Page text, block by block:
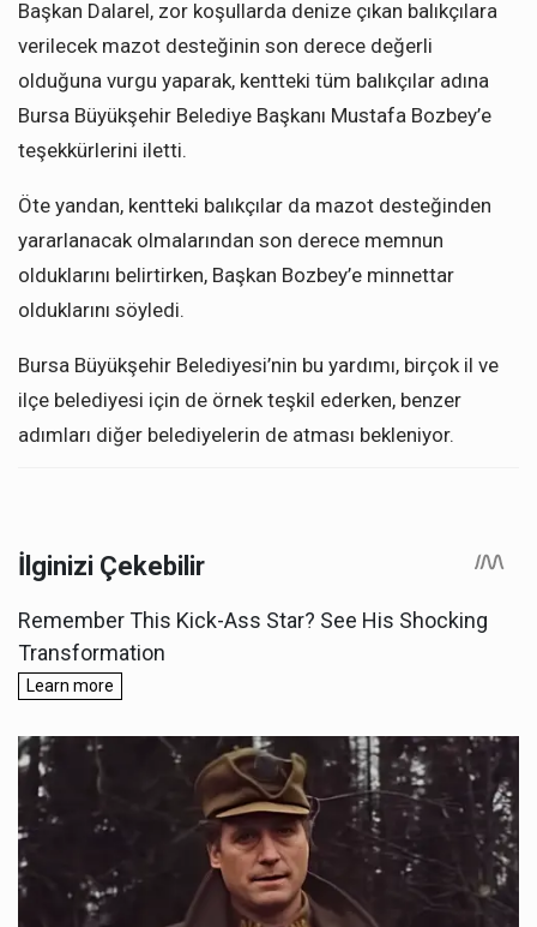
Başkan Dalarel, zor koşullarda denize çıkan balıkçılara
verilecek mazot desteğinin son derece değerli
olduğuna vurgu yaparak, kentteki tüm balıkçılar adına
Bursa Büyükşehir Belediye Başkanı Mustafa Bozbey’e
teşekkürlerini iletti.
Öte yandan, kentteki balıkçılar da mazot desteğinden
yararlanacak olmalarından son derece memnun
olduklarını belirtirken, Başkan Bozbey’e minnettar
olduklarını söyledi.
Bursa Büyükşehir Belediyesi’nin bu yardımı, birçok il ve
ilçe belediyesi için de örnek teşkil ederken, benzer
adımları diğer belediyelerin de atması bekleniyor.